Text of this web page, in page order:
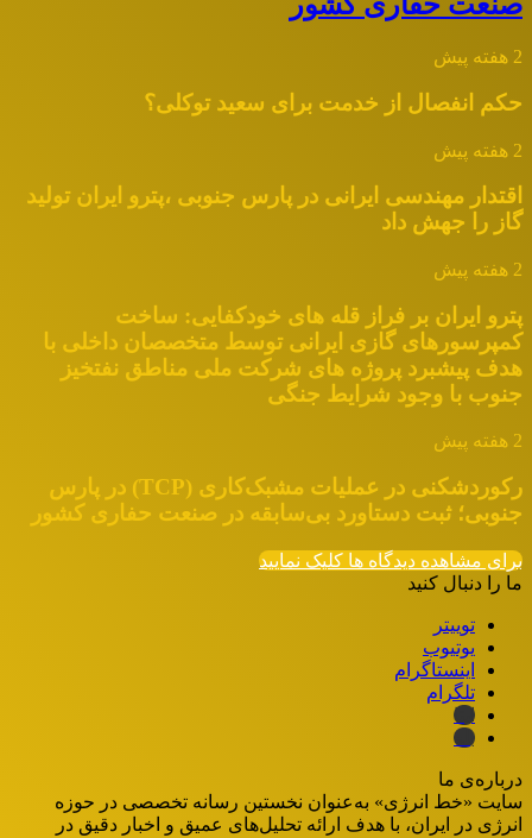
2 هفته پیش
حکم انفصال از خدمت برای سعید توکلی؟
2 هفته پیش
اقتدار مهندسی ایرانی در پارس جنوبی ،پترو ایران تولید
گاز را جهش داد
2 هفته پیش
پترو ایران بر فراز قله های خودکفایی: ساخت
کمپرسورهای گازی ایرانی توسط متخصصان داخلی با
هدف پیشبرد پروژه های شرکت ملی مناطق نفتخیز
جنوب با وجود شرایط جنگی
2 هفته پیش
رکوردشکنی در عملیات مشبک‌کاری (TCP) در پارس
جنوبی؛ ثبت دستاورد بی‌سابقه در صنعت حفاری کشور
برای مشاهده دیدگاه ها کلیک نمایید
ما را دنبال کنید
توییتر
یوتیوب
اینستاگرام
تلگرام
ایتا
بله
درباره‌ی ما
سایت «خط انرژی» به‌عنوان نخستین رسانه تخصصی در حوزه
انرژی در ایران، با هدف ارائه تحلیل‌های عمیق و اخبار دقیق در